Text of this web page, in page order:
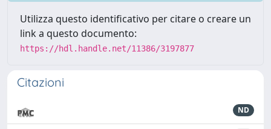
Utilizza questo identificativo per citare o creare un
link a questo documento:
https://hdl.handle.net/11386/3197877
Citazioni
ND